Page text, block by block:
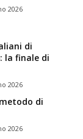
2026
di
la finale di
2026
di
2026